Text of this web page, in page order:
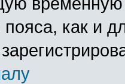
как и